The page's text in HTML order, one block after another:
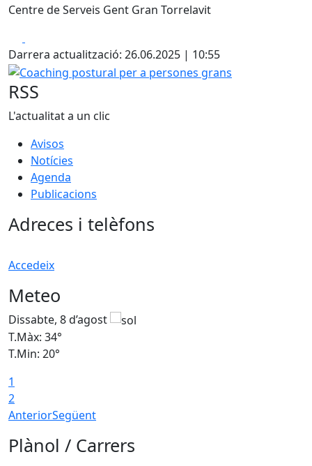
Centre de Serveis Gent Gran Torrelavit
Darrera actualització: 26.06.2025 | 10:55
Coaching postural per a persones grans
RSS
L'actualitat a un clic
Avisos
Notícies
Agenda
Publicacions
Adreces i telèfons
Accedeix
Meteo
Dissabte, 8 d’agost
T.Màx: 34°
T.Min: 20°
1
2
AnteriorSegüent
Plànol / Carrers